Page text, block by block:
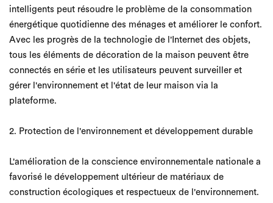
intelligents peut résoudre le problème de la consommation
énergétique quotidienne des ménages et améliorer le confort.
Avec les progrès de la technologie de l'Internet des objets,
tous les éléments de décoration de la maison peuvent être
connectés en série et les utilisateurs peuvent surveiller et
gérer l'environnement et l'état de leur maison via la
plateforme.
2. Protection de l'environnement et développement durable
L'amélioration de la conscience environnementale nationale a
favorisé le développement ultérieur de matériaux de
construction écologiques et respectueux de l'environnement.